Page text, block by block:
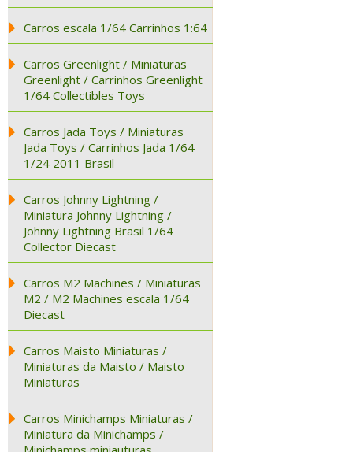
Carros escala 1/64 Carrinhos 1:64
Carros Greenlight / Miniaturas
Greenlight / Carrinhos Greenlight
1/64 Collectibles Toys
Carros Jada Toys / Miniaturas
Jada Toys / Carrinhos Jada 1/64
1/24 2011 Brasil
Carros Johnny Lightning /
Miniatura Johnny Lightning /
Johnny Lightning Brasil 1/64
Collector Diecast
Carros M2 Machines / Miniaturas
M2 / M2 Machines escala 1/64
Diecast
Carros Maisto Miniaturas /
Miniaturas da Maisto / Maisto
Miniaturas
Carros Minichamps Miniaturas /
Miniatura da Minichamps /